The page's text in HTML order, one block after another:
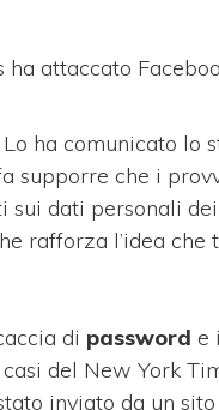
ha attaccato
Lo ha comunicato lo
supporre che i
dati personali
rafforza l’idea
di password e
del New York
inviato da un